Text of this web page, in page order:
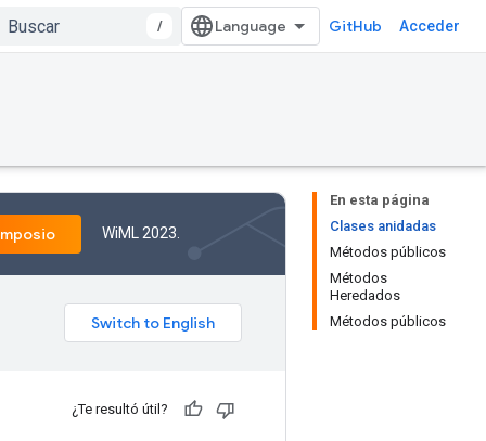
/ GitHub Acceder
En esta página
Clases anidadas
Métodos públicos
Métodos
Heredados
Métodos públicos
WiML 2023.
¿Te resultó útil?